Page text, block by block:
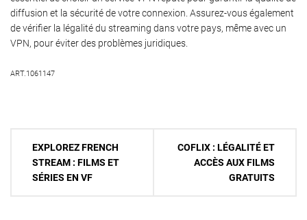
diffusion et la sécurité de votre connexion. Assurez-vous également
de vérifier la légalité du streaming dans votre pays, même avec un
VPN, pour éviter des problèmes juridiques.
ART.1061147
Navigation
l’article
EXPLOREZ FRENCH
STREAM : FILMS ET
SÉRIES EN VF
COFLIX : LÉGALITÉ ET
ACCÈS AUX FILMS
GRATUITS